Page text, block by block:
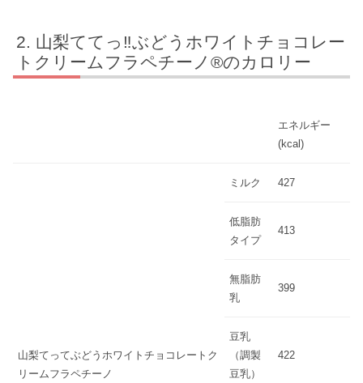
山梨ててっ‼ぶどうホワイトチョコレー
トクリームフラペチーノ®のカロリー
エネルギー
(kcal)
山梨てってぶどうホワイトチョコレートク
リームフラペチーノ
ミルク 427
低脂肪
タイプ
413
無脂肪
乳
399
豆乳
（調製
豆乳）
422